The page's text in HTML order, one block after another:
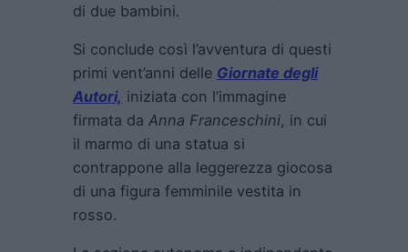
di due bambini.
Si conclude così l’avventura di questi
primi vent’anni delle Giornate degli
Autori, iniziata con l’immagine
firmata da Anna Franceschini, in cui
il marmo di una statua si
contrappone alla leggerezza giocosa
di una figura femminile vestita in
rosso.